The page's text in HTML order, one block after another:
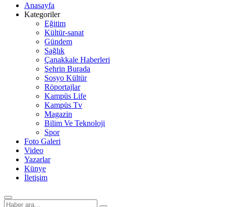
Anasayfa
Kategoriler
Eğitim
Kültür-sanat
Gündem
Sağlık
Çanakkale Haberleri
Şehrin Burada
Sosyo Kültür
Röportajlar
Kampüs Life
Kampüs Tv
Magazin
Bilim Ve Teknoloji
Spor
Foto Galeri
Video
Yazarlar
Künye
İletişim